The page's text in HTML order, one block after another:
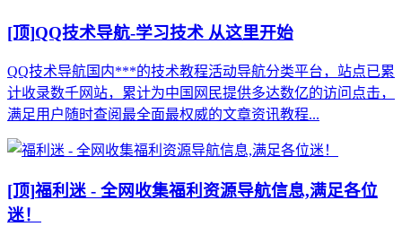
[顶]QQ技术导航-学习技术 从这里开始
QQ技术导航国内***的技术教程活动导航分类平台，站点已累
计收录数千网站，累计为中国网民提供多达数亿的访问点击，
满足用户随时查阅最全面最权威的文章资讯教程...
[顶]福利迷 - 全网收集福利资源导航信息,满足各位
迷！